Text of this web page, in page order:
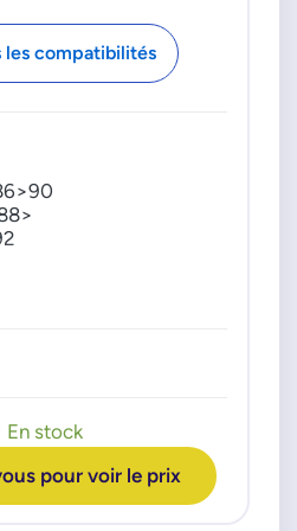
les compatibilités
En stock
pour voir le prix